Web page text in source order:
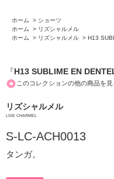
ホーム > ショーツ
ホーム
> リズシャルメル
ホーム
> リズシャルメル > H13
『H13 SUBLIME EN
このコレクションの他の商品を見
リズシャルメル
LISE CHARMEL
S-LC-ACH0013
タンガ。